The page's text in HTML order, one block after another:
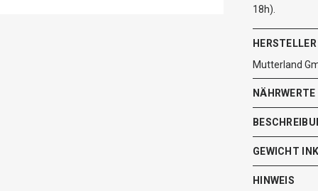
18h).
HERSTELLER
Mutterland
GEWICHT
HINWEIS